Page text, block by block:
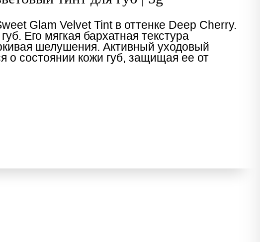
Glam Velvet Tint в оттенке Deep Cherry.
Его мягкая бархатная текстура
шелушения. Активный уходовый
о состоянии кожи губ, защищая ее от